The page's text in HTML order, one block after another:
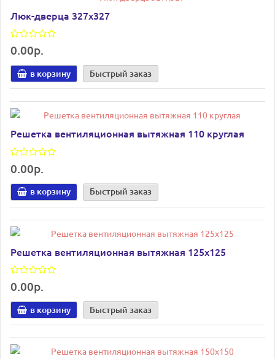
Люк-дверца 327х327
0.00р.
в корзину Быстрый заказ
Решетка вентиляционная вытяжная 110 круглая
0.00р.
в корзину Быстрый заказ
Решетка вентиляционная вытяжная 125х125
0.00р.
в корзину Быстрый заказ